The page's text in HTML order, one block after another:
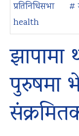
प्रतिनिधिसभा
#
health
पुरुषमा